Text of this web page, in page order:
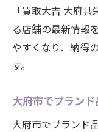
「買取大吉 大府
る店舗の最新情報
やすくなり、納得
す。
大府市でブラン
大府市でブランド